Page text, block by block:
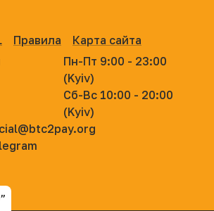
Правила
Карта сайта
Пн-Пт 9:00 - 23:00
(Kyiv)
Сб-Вс 10:00 - 20:00
(Kyiv)